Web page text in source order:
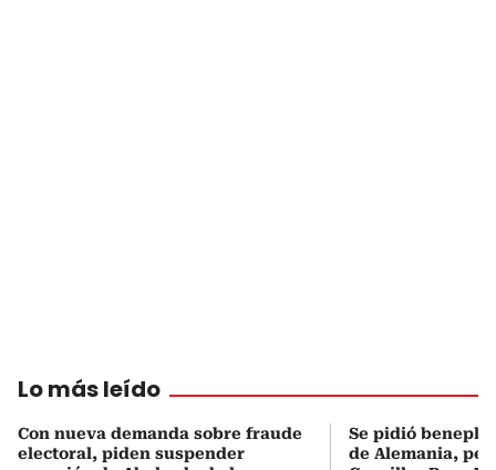
Lo más leído
Con nueva demanda sobre fraude
electoral, piden suspender
Se pidió
de Alemania,